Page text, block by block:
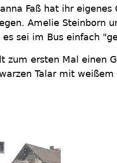
Faß hat ihr
Amelie Steinborn
sei im Bus einfach
zum ersten Mal einen
Talar mit weißem